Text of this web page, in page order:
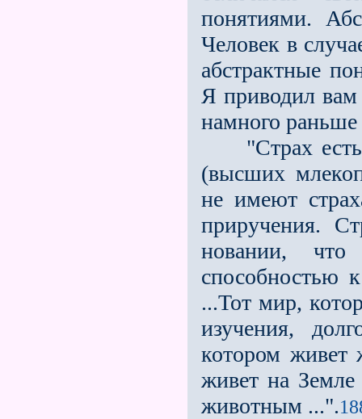
понятиями.
Человек в
абстрактные
Я приводил
намного раньше
"Страх есть
(высших
не имеют
приручения.
новании,
способностью
...Тот мир,
изучения,
котором живет
живет на Земле
животным ...".